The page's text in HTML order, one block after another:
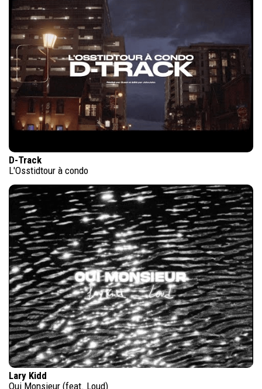
D-Track
L'Osstidtour à condo
Lary Kidd
Oui Monsieur (feat. Loud)